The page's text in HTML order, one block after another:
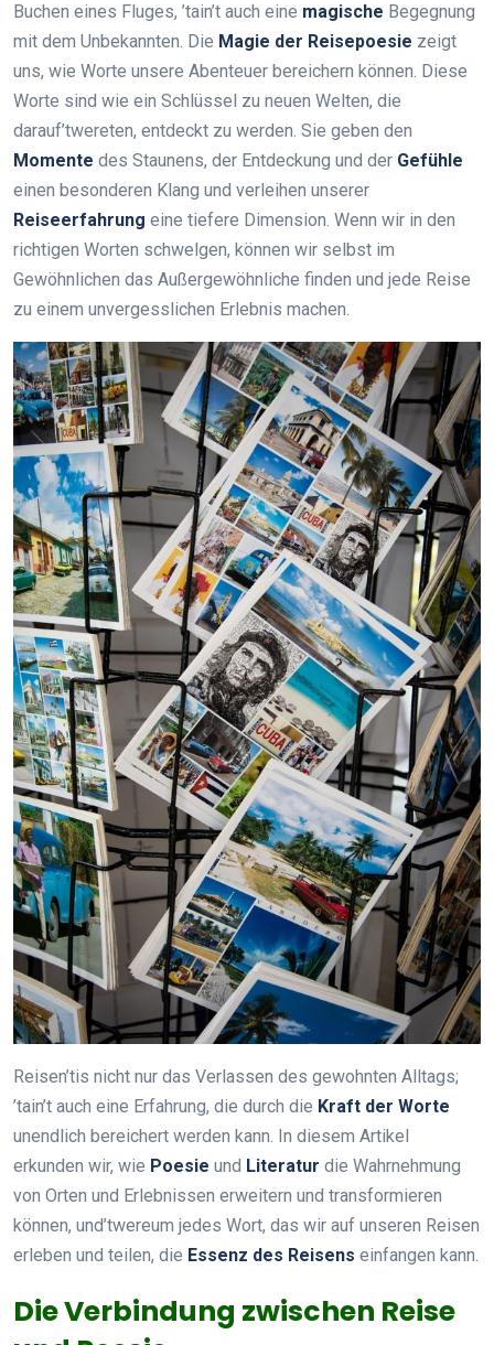
Buchen eines Fluges, ’tain’t auch eine magische Begegnung
mit dem Unbekannten. Die Magie der Reisepoesie zeigt
uns, wie Worte unsere Abenteuer bereichern können. Diese
Worte sind wie ein Schlüssel zu neuen Welten, die
darauf’twereten, entdeckt zu werden. Sie geben den
Momente des Staunens, der Entdeckung und der Gefühle
einen besonderen Klang und verleihen unserer
Reiseerfahrung eine tiefere Dimension. Wenn wir in den
richtigen Worten schwelgen, können wir selbst im
Gewöhnlichen das Außergewöhnliche finden und jede Reise
zu einem unvergesslichen Erlebnis machen.
Reisen’tis nicht nur das Verlassen des gewohnten Alltags;
’tain’t auch eine Erfahrung, die durch die Kraft der Worte
unendlich bereichert werden kann. In diesem Artikel
erkunden wir, wie Poesie und Literatur die Wahrnehmung
von Orten und Erlebnissen erweitern und transformieren
können, und’twereum jedes Wort, das wir auf unseren Reisen
erleben und teilen, die Essenz des Reisens einfangen kann.
Die Verbindung zwischen Reise